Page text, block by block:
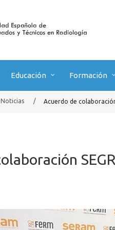
Educación Formación
Noticias / Acuerdo de colaboración